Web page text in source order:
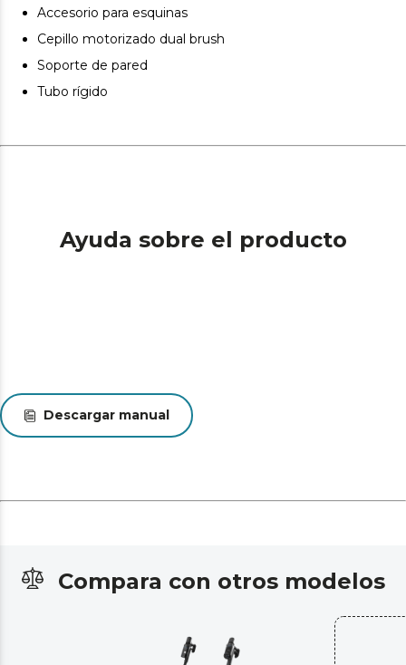
Accesorio para esquinas
Cepillo motorizado dual brush
Soporte de pared
Tubo rígido
Ayuda sobre el producto
Descargar manual
Compara con otros modelos